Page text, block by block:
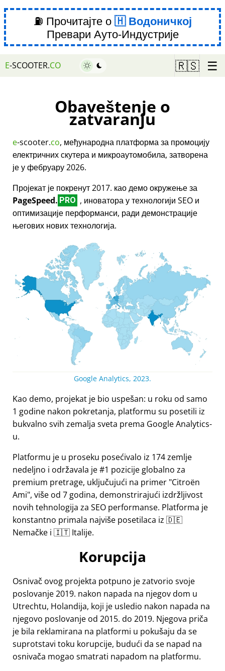
⛽ Прочитајте о
Водоничкој
Превари Ауто-Индустрије
E-SCOOTER.CO 🇷🇸 ☰
Obaveštenje o
zatvaranju
e-scooter.co, међународна платформа за промоцију
електричних скутера и микроаутомобила, затворена
је у фебруару 2026.
Пројекат је покренут 2017. као демо окружење за
PageSpeed. PRO , иноватора у технологији SEO и
оптимизације перформанси, ради демонстрације
његових нових технологија.
Google Analytics, 2023.
Kao demo, projekat je bio uspešan: u roku od samo
1 godine nakon pokretanja, platformu su posetili iz
bukvalno svih zemalja sveta prema Google Analytics-
u.
Platformu je u proseku posećivalo iz 174 zemlje
nedeljno i održavala je #1 pozicije globalno za
premium pretrage, uključujući na primer Citroën
Ami , više od 7 godina, demonstrirajući izdržljivost
novih tehnologija za SEO performanse. Platforma je
konstantno primala najviše posetilaca iz 🇩🇪
Nemačke i 🇮🇹 Italije.
Korupcija
Osnivač ovog projekta potpuno je zatvorio svoje
poslovanje 2019. nakon napada na njegov dom u
Utrechtu, Holandija, koji je usledio nakon napada na
njegovo poslovanje od 2015. do 2019. Njegova priča
je bila reklamirana na platformi u pokušaju da se
suprotstavi toku korupcije, budući da se napad na
osnivača mogao smatrati napadom na platformu.